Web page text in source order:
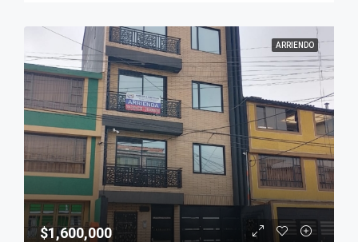
ARRIENDO
$1,600,000